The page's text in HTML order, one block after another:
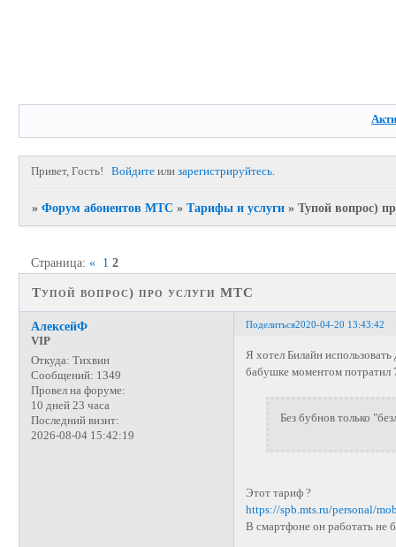
Привет, Гость! Войдите илизарегистрируйтесь.
»Форум абонентов МТС »Тарифы и услуги »Тупой вопрос)
Тупой вопрос) про услуги МТС
Страница:« 1 2
Поделиться2020-04-20 13:43:42
АлексейФ
VIP
Откуда: Тихвин
Сообщений: 1349
Провел на форуме:
10 дней 23 часа
Последний визит:
2026-08-04 15:42:19
Я хотел Билайн
бабушке моментом потратил
Без бубнов только
Этот тариф ?
https://spb.mts.ru/personal/
В смартфоне он работать не